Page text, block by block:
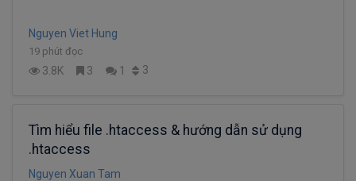
Nguyen Viet Hung
19 phút đọc
3.8K 3 1 3
Tìm hiểu file .htaccess & hướng dẫn sử dụng
.htaccess
Nguyen Xuan Tam